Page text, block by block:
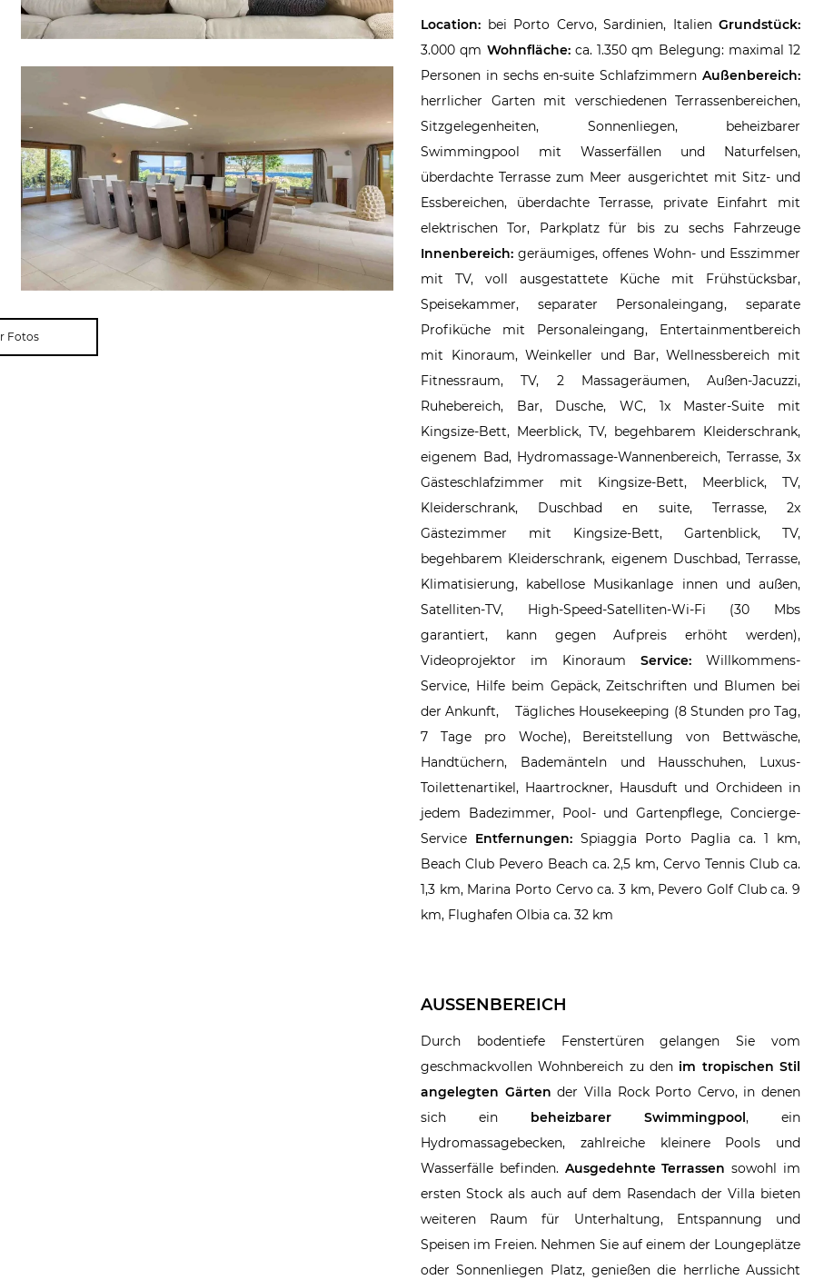
Location: bei Porto Cervo, Sardinien, Italien Grundstück:
3.000 qm Wohnfläche:ca. 1.350 qm Belegung: maximal 12
Personen in sechs en-suite Schlafzimmern Außenbereich:
herrlicher Garten mit verschiedenen Terrassenbereichen,
Sitzgelegenheiten, Sonnenliegen, beheizbarer
Swimmingpool mit Wasserfällen und Naturfelsen,
überdachte Terrasse zum Meer ausgerichtet mit Sitz- und
Essbereichen, überdachte Terrasse, private Einfahrt mit
elektrischen Tor, Parkplatz für bis zu sechs Fahrzeuge
Innenbereich: geräumiges, offenes Wohn- und Esszimmer
mit TV, voll ausgestattete Küche mit Frühstücksbar,
Speisekammer, separater Personaleingang, separate
Profiküche mit Personaleingang, Entertainmentbereich
mit Kinoraum, Weinkeller und Bar, Wellnessbereich mit
Fitnessraum, TV, 2 Massageräumen, Außen-Jacuzzi,
Ruhebereich, Bar, Dusche, WC, 1x Master-Suite mit
Kingsize-Bett, Meerblick, TV, begehbarem Kleiderschrank,
eigenem Bad, Hydromassage-Wannenbereich, Terrasse, 3x
Gästeschlafzimmer mit Kingsize-Bett, Meerblick, TV,
Kleiderschrank, Duschbad en suite, Terrasse, 2x
Gästezimmer mit Kingsize-Bett, Gartenblick, TV,
begehbarem Kleiderschrank, eigenem Duschbad, Terrasse,
Klimatisierung, kabellose Musikanlage innen und außen,
Satelliten-TV, High-Speed-Satelliten-Wi-Fi (30 Mbs
garantiert, kann gegen Aufpreis erhöht werden),
Videoprojektor im Kinoraum Service: Willkommens-
Service, Hilfe beim Gepäck, Zeitschriften und Blumen bei
der Ankunft, Tägliches Housekeeping (8 Stunden pro Tag,
7 Tage pro Woche), Bereitstellung von Bettwäsche,
Handtüchern, Bademänteln und Hausschuhen, Luxus-
Toilettenartikel, Haartrockner, Hausduft und Orchideen in
jedem Badezimmer, Pool- und Gartenpflege, Concierge-
Service Entfernungen: Spiaggia Porto Paglia ca. 1 km,
Beach Club Pevero Beach ca. 2,5 km, Cervo Tennis Club ca.
1,3 km, Marina Porto Cervo ca. 3 km, Pevero Golf Club ca. 9
km, Flughafen Olbia ca. 32 km
AUSSENBEREICH
Durch bodentiefe Fenstertüren gelangen Sie vom
geschmackvollen Wohnbereich zu den im tropischen Stil
angelegten Gärten der Villa Rock Porto Cervo, in denen
sich ein beheizbarer Swimmingpool, ein
Hydromassagebecken, zahlreiche kleinere Pools und
Wasserfälle befinden. Ausgedehnte Terrassen sowohl im
ersten Stock als auch auf dem Rasendach der Villa bieten
weiteren Raum für Unterhaltung, Entspannung und
Speisen im Freien. Nehmen Sie auf einem der Loungeplätze
oder Sonnenliegen Platz, genießen die herrliche Aussicht
Fotos